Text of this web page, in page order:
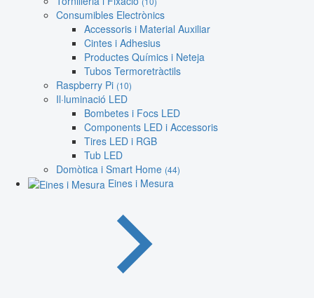
Consumibles Electrònics
Accessoris i Material Auxiliar
Cintes i Adhesius
Productes Químics i Neteja
Tubos Termoretràctils
Raspberry Pi (10)
Il·luminació LED
Bombetes i Focs LED
Components LED i Accessoris
Tires LED i RGB
Tub LED
Domòtica i Smart Home (44)
Eines i Mesura